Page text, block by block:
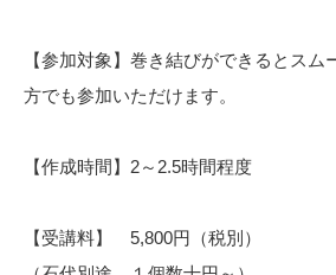
【参加対象】巻き結びができるとスム
方でも参加いただけます。
【作成時間】2～2.5時間程度
【受講料】 5,800円（税別）